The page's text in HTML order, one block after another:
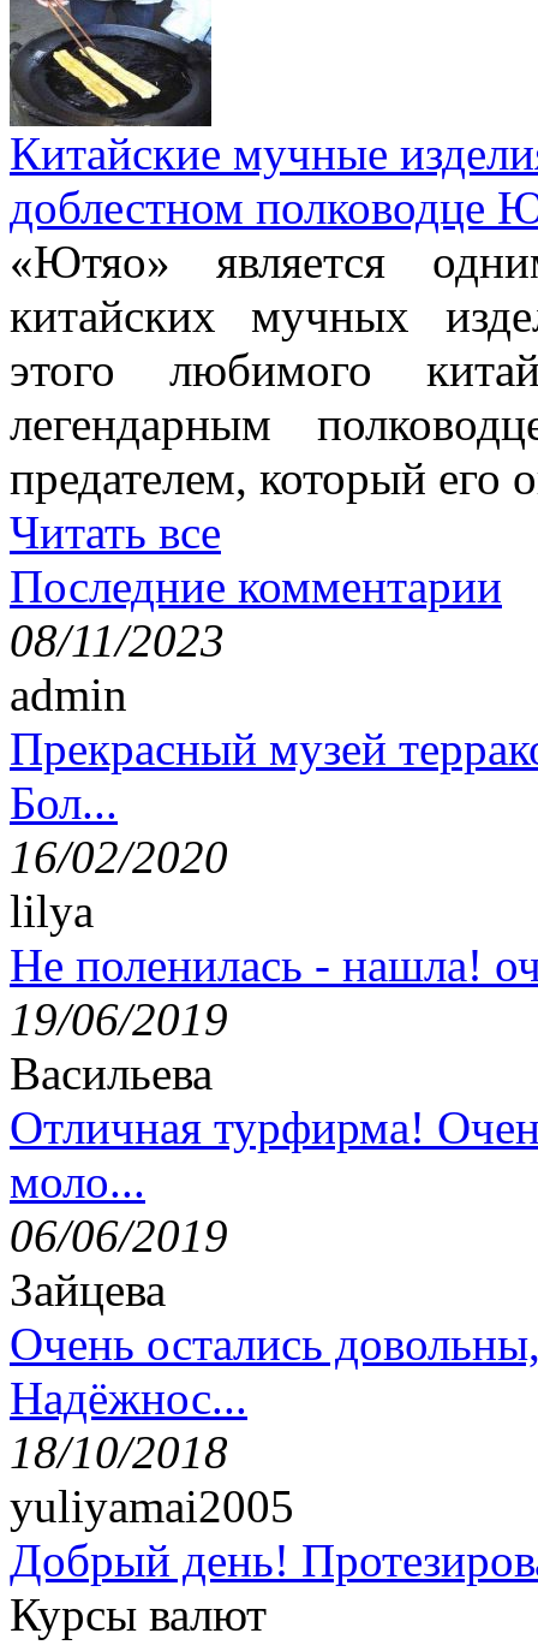
Китайские мучные
доблестном полководце
«Ютяо» является
китайских мучных
этого любимого
легендарным
предателем, который его
Читать все
Последние комментарии
08/11/2023
admin
Прекрасный музей
Бол...
16/02/2020
lilya
Не поленилась - нашла!
19/06/2019
Васильева
Отличная турфирма!
моло...
06/06/2019
Зайцева
Очень остались
Надёжнос...
18/10/2018
yuliyamai2005
Добрый день!
Курсы валют